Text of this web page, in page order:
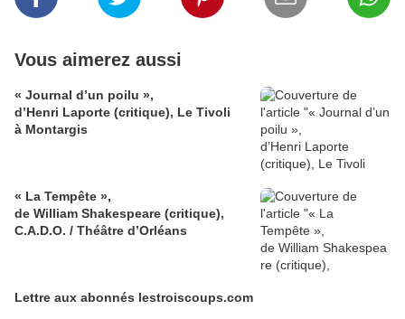
Vous aimerez aussi
« Journal d’un poilu »,
d’Henri Laporte (critique), Le Tivoli
à Montargis
« La Tempête »,
de William Shakespeare (critique),
C.A.D.O. / Théâtre d’Orléans
Lettre aux abonnés lestroiscoups.com